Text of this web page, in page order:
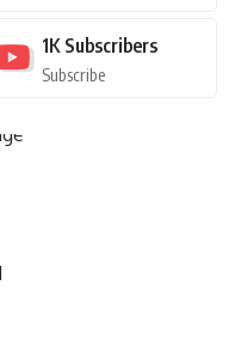
1K Subscribers
Subscribe